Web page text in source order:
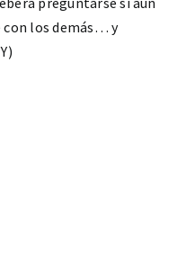
con los demás… y